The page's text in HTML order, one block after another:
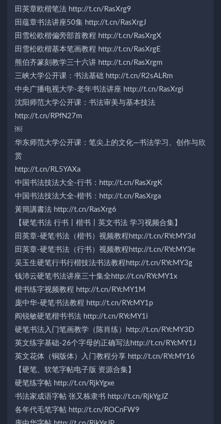
田英章欧楷笔法 http://t.cn/RasXrg9
田蕴章书法讲座50集 http://t.cn/RasXrgJ
田雪松欧楷偏旁部首教程 http://t.cn/RasXrgX
田雪松欧楷基本笔画教程 http://t.cn/RasXrgE
熊伯齐篆刻教学三十六讲 http://t.cn/RasXrgm
三峡大学公开课：书法基础 http://t.cn/R2sALRm
中央广播电视大学-老年书法讲座 http://t.cn/RasXrgi
沈阳师范大学公开课：书法审美与基本技法
http://t.cn/RPfN27m
￼
华东师范大学公开课：笔尖上的文化—书法学习、创作与欣
赏
http://t.cn/RL5YAXa
中国书法技法大全-行书：http://t.cn/RasXrgK
中国书法技法大全-楷书：http://t.cn/RasXrga
黃簡講書法 http://t.cn/RasXrg6
【硬笔书法 行书丨楷书丨英文书法 学习视频合集】
田英章-硬笔书法（楷书）视频教程http://t.cn/RYcMY3d
田英章-硬笔书法（行书）视频教程http://t.cn/RYcMY3e
吴玉生硬笔行书行楷技法书法教程http://t.cn/RYcMY3g
钱沛云硬笔书法讲座三十集全http://t.cn/RYcMY1x
楷书练字视频教程 http://t.cn/RYcMY1M
庞中华-硬笔书法教程 http://t.cn/RYcMY1p
阎锐敏硬笔楷书书法 http://t.cn/RYcMY1i
硬笔书法入门笔画教学（陈肖练）http://t.cn/RYcMY3D
英文练字基础-26个字母的正确写法http://t.cn/RYcMY1J
英文花体（铜版体）入门教程分享 http://t.cn/RYcMY16
【硬笔、软笔字帖电子版 资源合集】
硬笔练字帖 http://t.cn/RjkYgxe
书法家成语字帖 张又栋隶书 http://t.cn/RjkYgJZ
各年代毛笔字帖 http://t.cn/ROCnFW9